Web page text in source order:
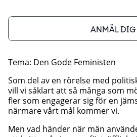
ANMÄL DIG
Tema: Den Gode Feministen
Som del av en rörelse med
vill vi såklart att så många som
fler som engagerar sig för en
närmare vårt mål kommer vi.
Men vad händer när män